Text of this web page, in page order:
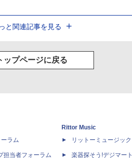
と関連記事を見る
ップページに戻る
ラム
担当者フォーラム
Rittor Music
リットーミュージック
楽器探そう!デジマート